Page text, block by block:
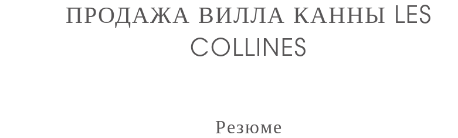
ПРОДАЖА ВИЛЛА КАННЫ LES
COLLINES
Резюме